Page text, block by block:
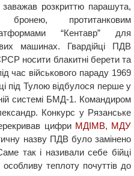
розкриттю парашута,
бронею, протитанковим
“Кентавр” для
машинах. Гвардійці ПДВ
носити блакитні берети та
час військового параду 1969
під Тулою відбулося перше у
системі БМД-1. Командиром
Конкурс у Рязанське
цифри МДІМВ, МДУ
назву ПДВ було замінено
так і називали себе бійці
теплоту почуттів до